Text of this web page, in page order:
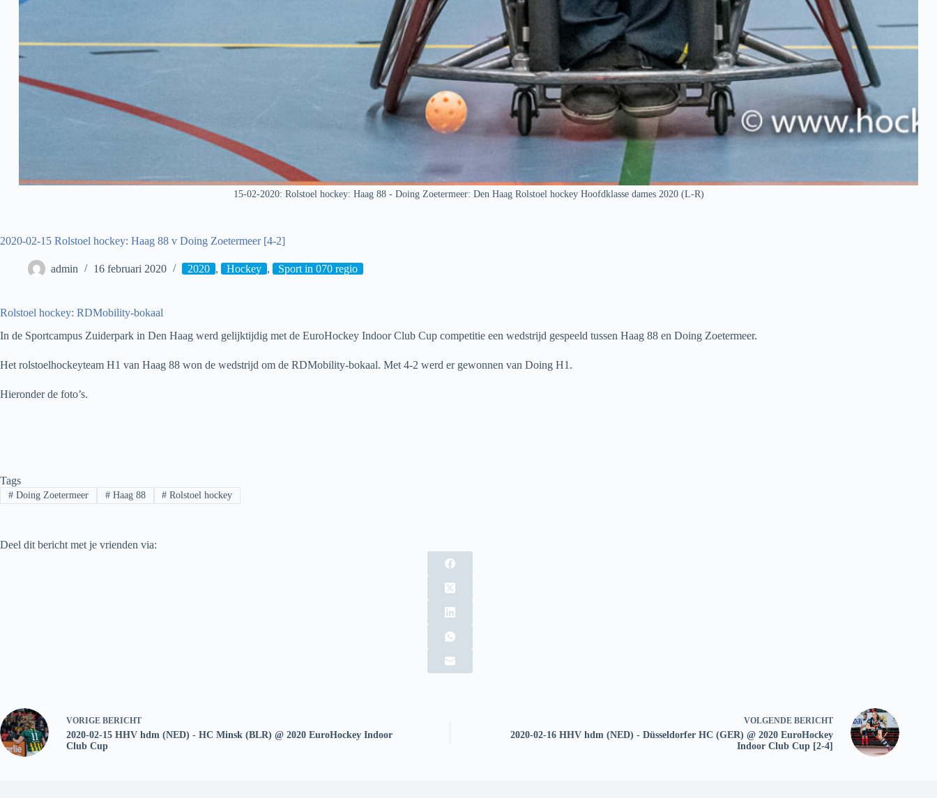
15-02-2020: Rolstoel hockey: Haag 88 - Doing Zoetermeer: Den Haag Rolstoel hockey Hoofdklasse dames 2020 (L-R)
2020-02-15 Rolstoel hockey: Haag 88 v Doing Zoetermeer [4-2]
admin 16 februari 2020 2020 , Hockey , Sport in 070 regio
Rolstoel hockey: RDMobility-bokaal
In de Sportcampus Zuiderpark in Den Haag werd gelijktijdig met de EuroHockey Indoor Club Cup competitie een wedstrijd gespeeld tussen Haag 88 en Doing Zoetermeer.
Het rolstoelhockeyteam H1 van Haag 88 won de wedstrijd om de RDMobility-bokaal. Met 4-2 werd er gewonnen van Doing H1.
Hieronder de foto’s.
Tags
#Doing Zoetermeer #Haag 88 # Rolstoel hockey
Deel dit bericht met je vrienden via:
VORIGE BERICHT
2020-02-15 HHV hdm (NED) - HC Minsk (BLR) @ 2020 EuroHockey Indoor
Club Cup
VOLGENDE BERICHT
2020-02-16 HHV hdm (NED) - Düsseldorfer HC (GER) @ 2020 EuroHockey
Indoor Club Cup [2-4]